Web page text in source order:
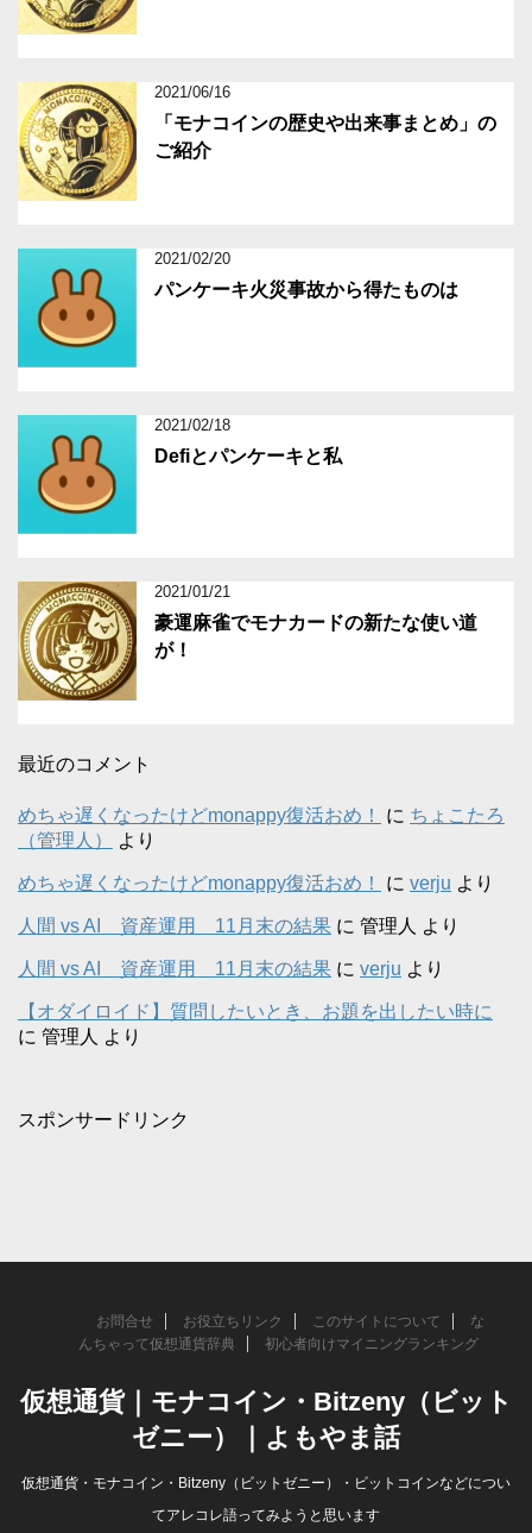
2021/06/16
「モナコインの歴史や出来事まとめ」の
ご紹介
2021/02/20
パンケーキ火災事故から得たものは
2021/02/18
Defiとパンケーキと私
2021/01/21
豪運麻雀でモナカードの新たな使い道
が！
最近のコメント
めちゃ遅くなったけどmonappy復活おめ！ に ちょこたろ
（管理人）
より
めちゃ遅くなったけどmonappy復活おめ！ に verju より
人間 vs AI 資産運用 11月末の結果 に 管理人 より
人間 vs AI 資産運用 11月末の結果 に verju より
【オダイロイド】質問したいとき、お題を出したい時に
に 管理人 より
スポンサードリンク
お問合せ お役立ちリンク このサイトについて
な
んちゃって仮想通貨辞典
初心者向けマイニングランキング
仮想通貨｜モナコイン・Bitzeny（ビット
ゼニー）｜よもやま話
仮想通貨・モナコイン・Bitzeny（ビットゼニー）・ビットコインなどについ
てアレコレ語ってみようと思います